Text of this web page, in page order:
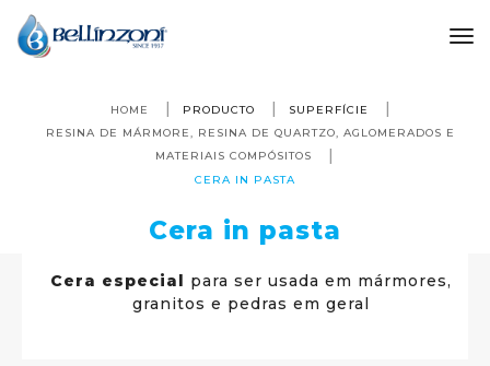
HOME PRODUCTO
SUPERFÍCIE
RESINA DE MÁRMORE, RESINA DE QUARTZO, AGLOMERADOS E
MATERIAIS COMPÓSITOS
CERA IN PASTA
Cera in pasta
Cera especial para ser usada em mármores,
granitos e pedras em geral